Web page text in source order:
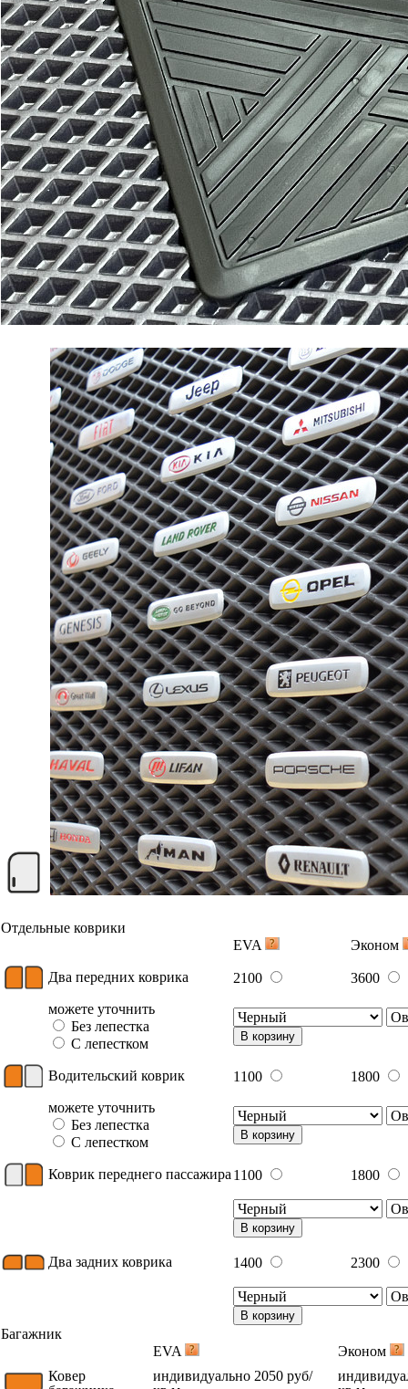
Отдельные коврики
EVA
Эконом
Два передних коврика 2100
3600
можете уточнить
Без лепестка
С лепестком
В корзину
Водительский коврик 1100
1800
можете уточнить
Без лепестка
С лепестком
В корзину
Коврик переднего пассажира 1100 1800
В корзину
Два задних коврика 1400 2300
В корзину
Багажник
EVA
Эконом
Ковер
индивидуально 2050 руб/